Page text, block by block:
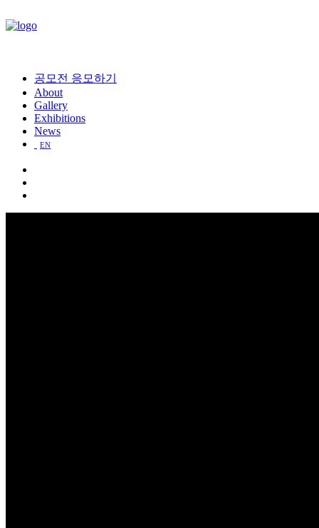
공모전 응모하기
About
Gallery
Exhibitions
News
EN